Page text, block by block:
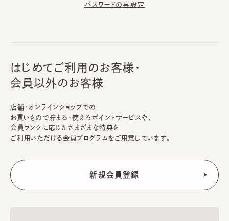
パスワードの再設定
はじめてご利用のお客様・
会員以外のお客様
店舗・オンラインショップでの
お買いもので貯まる・使えるポイントサービスや、
会員ランクに応じたさまざまな特典を
ご利用いただける会員プログラムをご用意しています。